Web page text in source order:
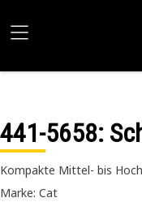
441-5658:
Kompakte Mittel- bis
Marke: Cat